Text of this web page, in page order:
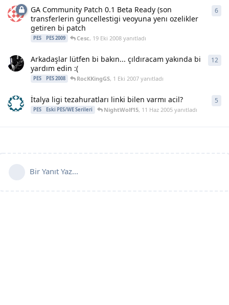
GA Community Patch 0.1 Beta Ready (son
transferlerin guncellestigi veoyuna yenı ozelikler
getiren bi patch
PES PES 2009 Cesc, 19 Eki 2008yanıtladı
6
Arkadaşlar lütfen bi bakın... çıldıracam yakında bi
yardım edin :(
PES PES 2008 RocKKingGS, 1 Eki 2007yanıtladı
12
İtalya ligi tezahuratları linki bilen varmı acil?
PES Eski PES/WE Serileri NightWolf15, 11 Haz 2005yanıtladı
5
Bir Yanıt Yaz...